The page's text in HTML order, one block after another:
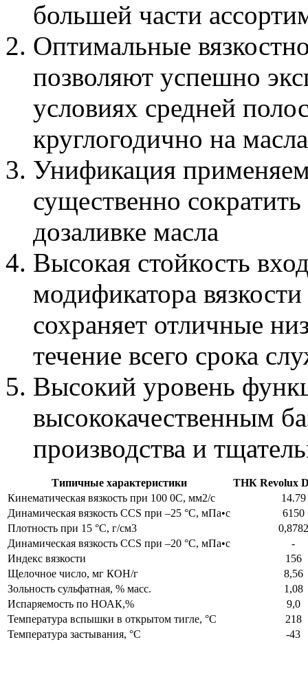
большей части
Оптимальные
позволяют успешно
условиях средней
круглогодично на
Унификация
существенно
дозаливке масла
Высокая стойкость
модификатора
сохраняет отличные
течение всего срока
Высокий уровень
высококачественным
производства и
Типичные характеристики
ТНК Revolux
Кинематическая вязкость при 100 0С, мм2/с
14.79
Динамическая вязкость CCS при –25 °С, мПа•с
6150
Плотность при 15 °С, г/см3
0,8782
Динамическая вязкость CCS при –20 °С, мПа•с
-
Индекс вязкости
156
Щелочное число, мг КОН/г
8,56
Зольность сульфатная, % масс.
1,08
Испаряемость по НОАК,%
9,0
Температура вспышки в открытом тигле, °С
218
Температура застывания, °С
-43